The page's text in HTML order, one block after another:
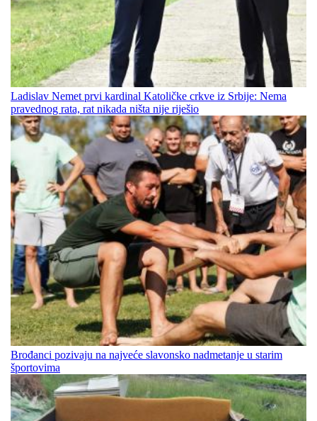
Ladislav Nemet prvi kardinal Katoličke crkve iz Srbije: Nema
pravednog rata, rat nikada ništa nije riješio
Brođanci pozivaju na najveće slavonsko nadmetanje u starim
športovima